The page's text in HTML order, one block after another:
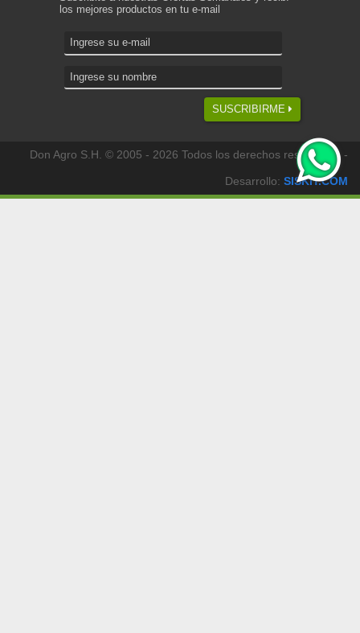
los mejores productos en tu e-mail
SUSCRIBIRME
Don Agro S.H. © 2005 - 2026 Todos los derechos reservados -
Desarrollo: SISKIT.COM